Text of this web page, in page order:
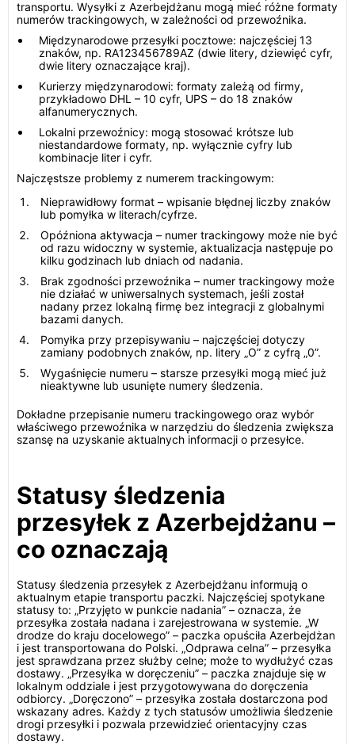
transportu. Wysyłki z Azerbejdżanu mogą mieć różne formaty
numerów trackingowych, w zależności od przewoźnika.
Międzynarodowe przesyłki pocztowe: najczęściej 13
znaków, np. RA123456789AZ (dwie litery, dziewięć cyfr,
dwie litery oznaczające kraj).
Kurierzy międzynarodowi: formaty zależą od firmy,
przykładowo DHL – 10 cyfr, UPS – do 18 znaków
alfanumerycznych.
Lokalni przewoźnicy: mogą stosować krótsze lub
niestandardowe formaty, np. wyłącznie cyfry lub
kombinacje liter i cyfr.
Najczęstsze problemy z numerem trackingowym:
Nieprawidłowy format – wpisanie błędnej liczby znaków
lub pomyłka w literach/cyfrze.
Opóźniona aktywacja – numer trackingowy może nie być
od razu widoczny w systemie, aktualizacja następuje po
kilku godzinach lub dniach od nadania.
Brak zgodności przewoźnika – numer trackingowy może
nie działać w uniwersalnych systemach, jeśli został
nadany przez lokalną firmę bez integracji z globalnymi
bazami danych.
Pomyłka przy przepisywaniu – najczęściej dotyczy
zamiany podobnych znaków, np. litery „O” z cyfrą „0”.
Wygaśnięcie numeru – starsze przesyłki mogą mieć już
nieaktywne lub usunięte numery śledzenia.
Dokładne przepisanie numeru trackingowego oraz wybór
właściwego przewoźnika w narzędziu do śledzenia zwiększa
szansę na uzyskanie aktualnych informacji o przesyłce.
Statusy śledzenia
przesyłek z Azerbejdżanu –
co oznaczają
Statusy śledzenia przesyłek z Azerbejdżanu informują o
aktualnym etapie transportu paczki. Najczęściej spotykane
statusy to: „Przyjęto w punkcie nadania” – oznacza, że
przesyłka została nadana i zarejestrowana w systemie. „W
drodze do kraju docelowego” – paczka opuściła Azerbejdżan
i jest transportowana do Polski. „Odprawa celna” – przesyłka
jest sprawdzana przez służby celne; może to wydłużyć czas
dostawy. „Przesyłka w doręczeniu” – paczka znajduje się w
lokalnym oddziale i jest przygotowywana do doręczenia
odbiorcy. „Doręczono” – przesyłka została dostarczona pod
wskazany adres. Każdy z tych statusów umożliwia śledzenie
drogi przesyłki i pozwala przewidzieć orientacyjny czas
dostawy.